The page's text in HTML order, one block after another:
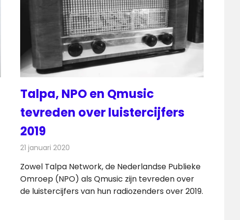
Talpa, NPO en Qmusic
tevreden over luistercijfers
2019
21 januari 2020
Zowel Talpa Network, de Nederlandse Publieke
Omroep (NPO) als Qmusic zijn tevreden over
de luistercijfers van hun radiozenders over 2019.